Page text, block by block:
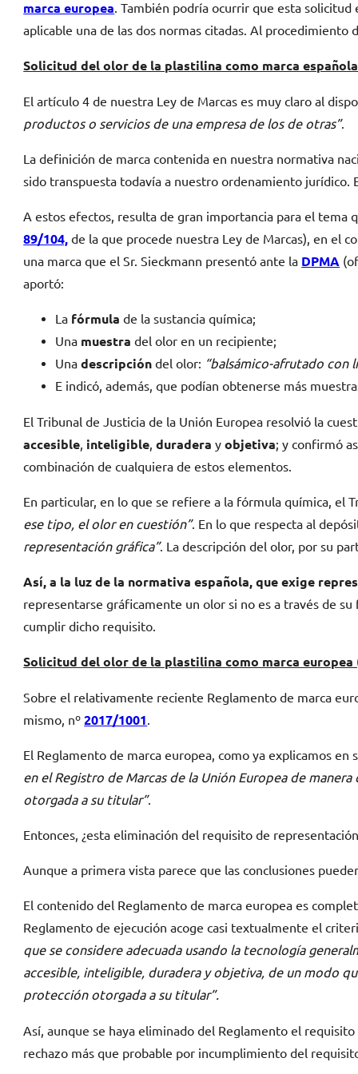
marca europea. También podría ocurrir que esta
aplicable una de las dos normas citadas. Al
Solicitud del olor de la plastilina como marca
El artículo 4 de nuestra Ley de Marcas es muy claro al
productos o servicios de una empresa de los de otras”.
La definición de marca contenida en nuestra normativa
sido transpuesta todavía a nuestro ordenamiento jurídico.
A estos efectos, resulta de gran importancia para el tema
89/104, de la que procede nuestra Ley de Marcas), en el
una marca que el Sr. Sieckmann presentó ante la DPMA
aportó:
La fórmula de la sustancia química;
Una muestra del olor en un recipiente;
Unadescripción del olor: “balsámico-afrutado con
E indicó, además, que podían obtenerse más
El Tribunal de Justicia de la Unión Europea resolvió la
accesible, inteligible,duradera yobjetiva; y confirmó
combinación de cualquiera de estos elementos.
En particular, en lo que se refiere a la fórmula química,
ese tipo, el olor en cuestión”. En lo que respecta al
representación gráfica”. La descripción del olor, por su
Así, a la luz de la normativa española, que exige
representarse gráficamente un olor si no es a través de
cumplir dicho requisito.
Solicitud del olor de la plastilina como marca
Sobre el relativamente reciente Reglamento de marca
mismo, nº2017/1001
El Reglamento de marca europea, como ya explicamos en
en el Registro de Marcas de la Unión Europea de
otorgada a su titular”.
Entonces, ¿esta eliminación del requisito de
Aunque a primera vista parece que las conclusiones
El contenido del Reglamento de marca europea es
Reglamento de ejecución acoge casi textualmente el
que se considere adecuada usando la tecnología
accesible, inteligible, duradera y objetiva, de un modo
protección otorgada a su titular”.
Así, aunque se haya eliminado del Reglamento el
rechazo más que probable por incumplimiento del